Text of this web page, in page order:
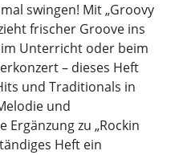
swingen! Mit „Groovy
frischer Groove ins
Unterricht oder beim
– dieses Heft
und Traditionals in
und
Ergänzung zu „Rockin
Heft ein